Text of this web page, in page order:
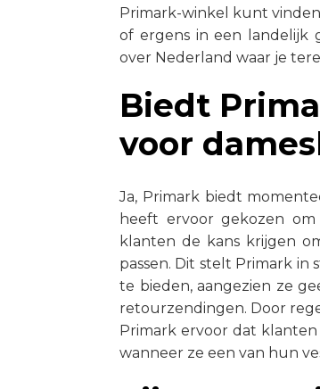
Primark-winkel kunt
of ergens in een landelijk
over Nederland waar je
Biedt
voor
Ja, Primark biedt
heeft ervoor gekozen
klanten de kans krijgen
passen. Dit stelt Primark
te bieden, aangezien ze
retourzendingen. Door
Primark ervoor dat
wanneer ze een van hun